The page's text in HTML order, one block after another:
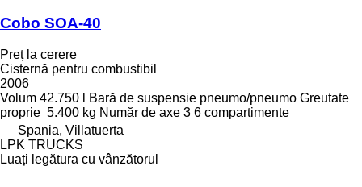
Cobo SOA-40
Preț la cerere
Cisternă pentru combustibil
2006
Volum 42.750 l Bară de suspensie pneumo/pneumo Greutate
proprie 5.400 kg Număr de axe 3 6 compartimente
Spania, Villatuerta
LPK TRUCKS
Luați legătura cu vânzătorul